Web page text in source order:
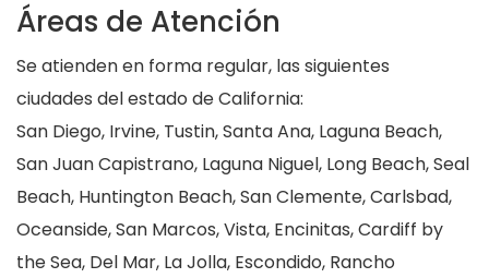
Áreas de Atención
Se atienden en forma regular, las siguientes
ciudades del estado de California:
San Diego, Irvine, Tustin, Santa Ana, Laguna Beach,
San Juan Capistrano, Laguna Niguel, Long Beach, Seal
Beach, Huntington Beach, San Clemente, Carlsbad,
Oceanside, San Marcos, Vista, Encinitas, Cardiff by
the Sea, Del Mar, La Jolla, Escondido, Rancho